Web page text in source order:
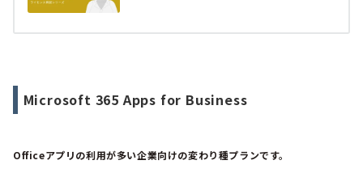
Microsoft 365 Apps for Business
Officeアプリの利用が多い企業向けの変わり種プランです。